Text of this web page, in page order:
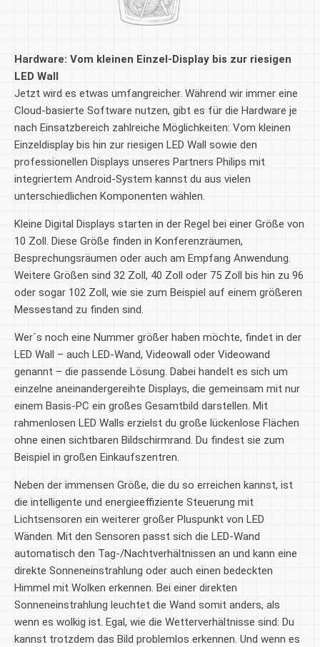
Hardware: Vom kleinen Einzel-Display bis zur riesigen
LED Wall
Jetzt wird es etwas umfangreicher. Während wir immer eine
Cloud-basierte Software nutzen, gibt es für die Hardware je
nach Einsatzbereich zahlreiche Möglichkeiten: Vom kleinen
Einzeldisplay bis hin zur riesigen LED Wall sowie den
professionellen Displays unseres Partners Philips mit
integriertem Android-System kannst du aus vielen
unterschiedlichen Komponenten wählen.
Kleine Digital Displays starten in der Regel bei einer Größe von
10 Zoll. Diese Größe finden in Konferenzräumen,
Besprechungsräumen oder auch am Empfang Anwendung.
Weitere Größen sind 32 Zoll, 40 Zoll oder 75 Zoll bis hin zu 96
oder sogar 102 Zoll, wie sie zum Beispiel auf einem größeren
Messestand zu finden sind.
Wer´s noch eine Nummer größer haben möchte, findet in der
LED Wall – auch LED-Wand, Videowall oder Videowand
genannt – die passende Lösung. Dabei handelt es sich um
einzelne aneinandergereihte Displays, die gemeinsam mit nur
einem Basis-PC ein großes Gesamtbild darstellen. Mit
rahmenlosen LED Walls erzielst du große lückenlose Flächen
ohne einen sichtbaren Bildschirmrand. Du findest sie zum
Beispiel in großen Einkaufszentren.
Neben der immensen Größe, die du so erreichen kannst, ist
die intelligente und energieeffiziente Steuerung mit
Lichtsensoren ein weiterer großer Pluspunkt von LED
Wänden. Mit den Sensoren passt sich die LED-Wand
automatisch den Tag-/Nachtverhältnissen an und kann eine
direkte Sonneneinstrahlung oder auch einen bedeckten
Himmel mit Wolken erkennen. Bei einer direkten
Sonneneinstrahlung leuchtet die Wand somit anders, als
wenn es wolkig ist. Egal, wie die Wetterverhältnisse sind: Du
kannst trotzdem das Bild problemlos erkennen. Und wenn es